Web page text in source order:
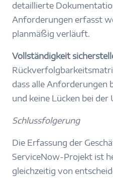
detaillierte
Anforderungen erfasst
planmäßig verläuft.
Vollständigkeit
dass alle Anforderungen
und keine Lücken bei
Schlussfolgerung
Die Erfassung der
ServiceNow-Projekt ist
gleichzeitig von